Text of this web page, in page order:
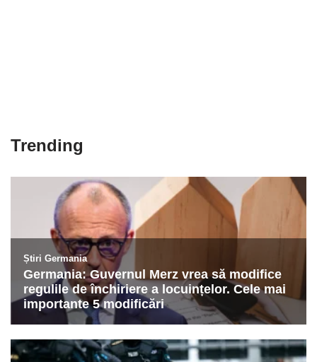
Trending